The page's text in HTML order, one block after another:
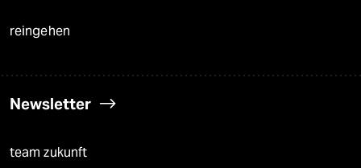
reingehen
Newsletter
team zukunft